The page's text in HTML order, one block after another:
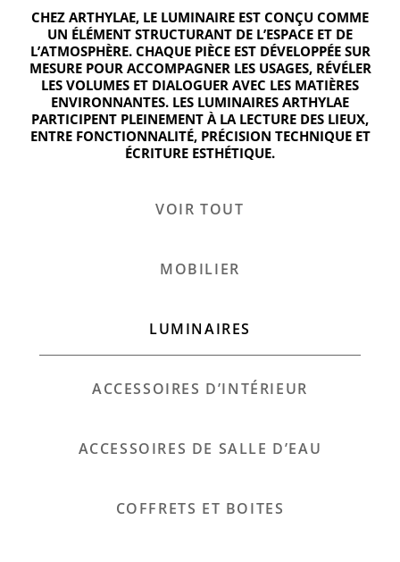
CHEZ ARTHYLAE, LE LUMINAIRE EST CONÇU COMME
UN ÉLÉMENT STRUCTURANT DE L’ESPACE ET DE
L’ATMOSPHÈRE. CHAQUE PIÈCE EST DÉVELOPPÉE SUR
MESURE POUR ACCOMPAGNER LES USAGES, RÉVÉLER
LES VOLUMES ET DIALOGUER AVEC LES MATIÈRES
ENVIRONNANTES. LES LUMINAIRES ARTHYLAE
PARTICIPENT PLEINEMENT À LA LECTURE DES LIEUX,
ENTRE FONCTIONNALITÉ, PRÉCISION TECHNIQUE ET
ÉCRITURE ESTHÉTIQUE.
VOIR TOUT
MOBILIER
LUMINAIRES
ACCESSOIRES D’INTÉRIEUR
ACCESSOIRES DE SALLE D’EAU
COFFRETS ET BOITES